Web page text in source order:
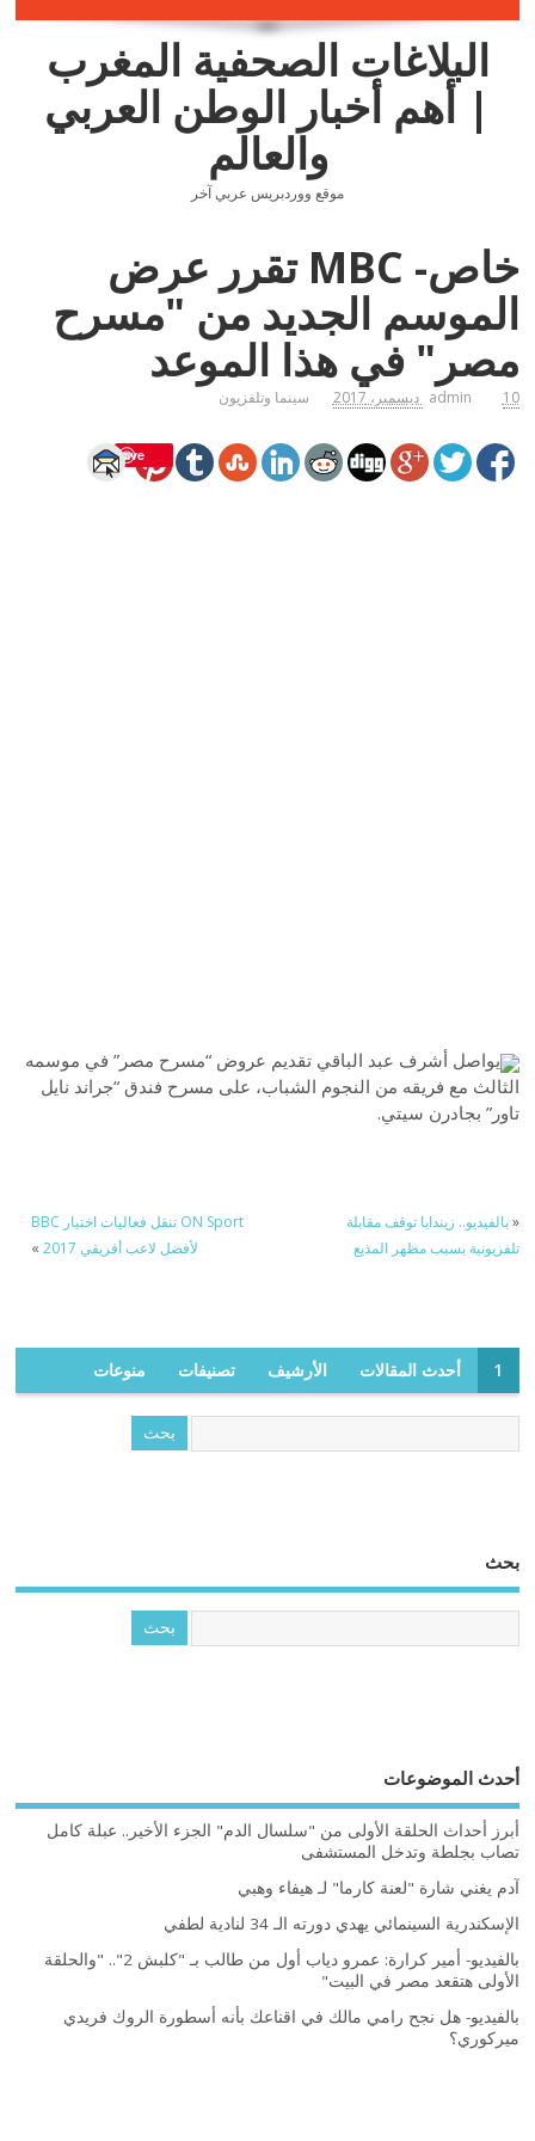
البلاغات الصحفية المغرب
| أهم أخبار الوطن العربي
والعالم
موقع ووردبريس عربي آخر
خاص- MBC تقرر عرض
الموسم الجديد من "مسرح
مصر" في هذا الموعد
admin 10 ديسمبر، 2017 سينما وتلفزيون
Save
يواصل أشرف عبد الباقي تقديم عروض “مسرح مصر” في موسمه
الثالث مع فريقه من النجوم الشباب، على مسرح فندق “جراند نايل
تاور” بجادرن سيتي.
«بالفيديو.. زيندايا توقف مقابلة
تلفزيونية بسبب مظهر المذيع
‏ ON Sport تنقل فعاليات اختيار BBC
لأفضل لاعب أفريقي 2017
»
1 أحدث المقالات الأرشيف تصنيفات منوعات
بحث
أحدث الموضوعات
أبرز أحداث الحلقة الأولى من "سلسال الدم" الجزء الأخير.. عبلة كامل
تصاب بجلطة وتدخل المستشفى
آدم يغني شارة "لعنة كارما" لـ هيفاء وهبي
الإسكندرية السينمائي يهدي دورته الـ 34 لنادية لطفي
بالفيديو- أمير كرارة: عمرو دياب أول من طالب بـ "كلبش 2".. "والحلقة
الأولى هتقعد مصر في البيت"
بالفيديو- هل نجح رامي مالك في اقناعك بأنه أسطورة الروك فريدي
ميركوري؟